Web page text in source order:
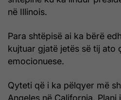
në Illinois.
Para shtëpisë ai ka bërë
kujtuar gjatë jetës së tij ato
emocionuese.
Qyteti që i ka pëlqyer më
Angeles në California.